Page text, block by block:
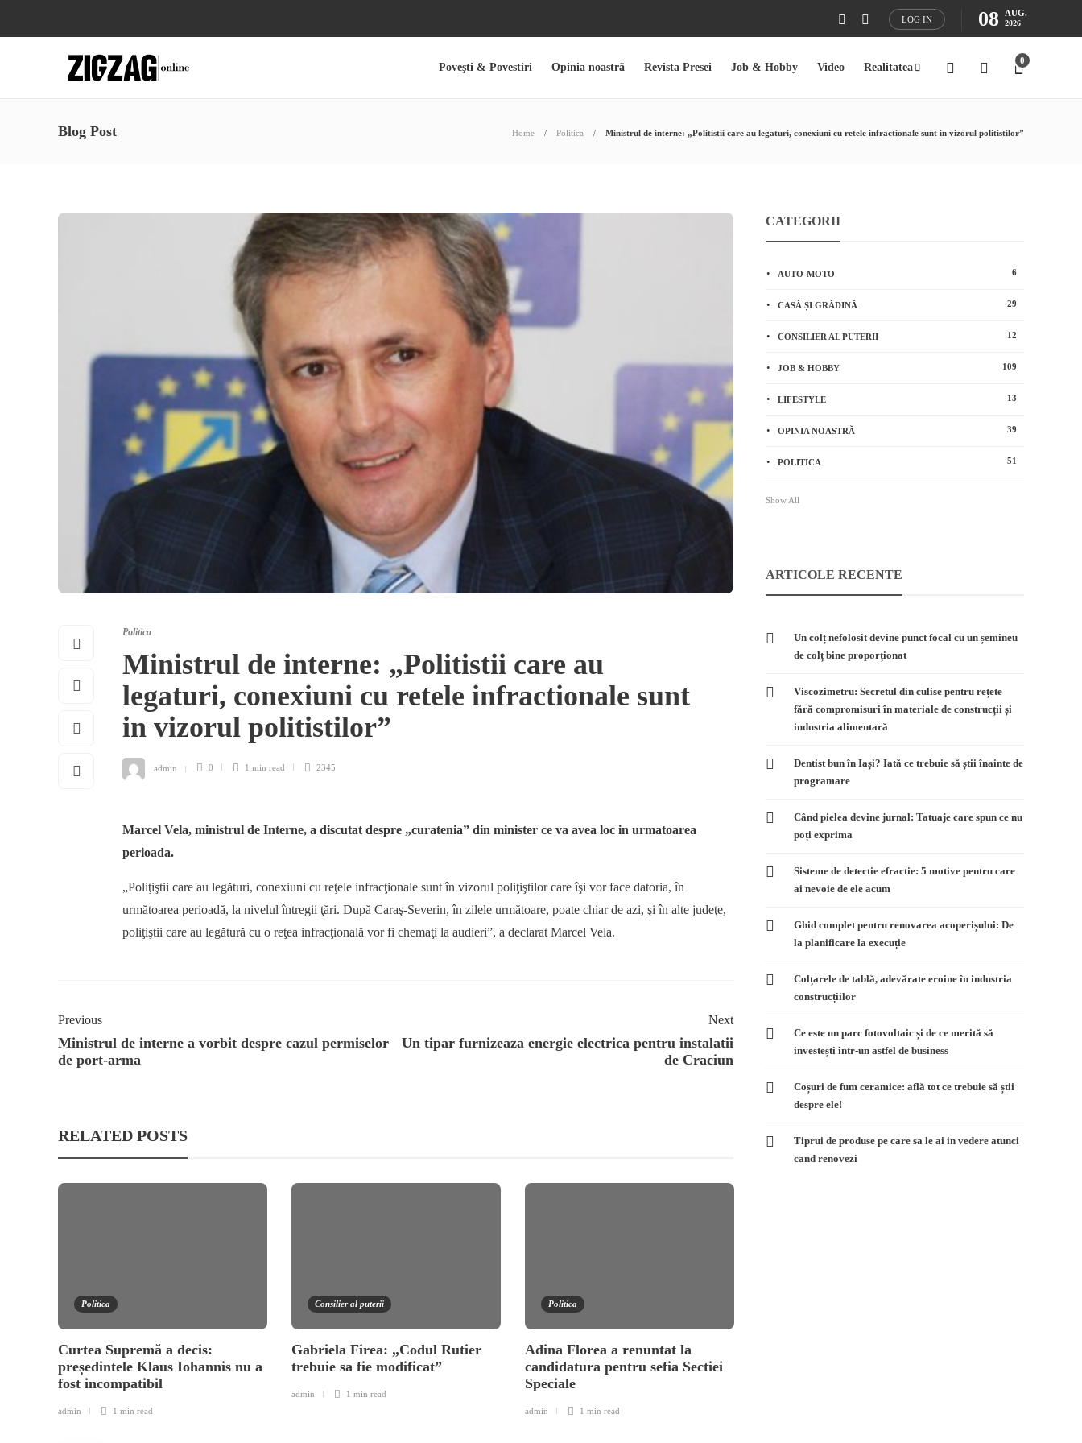
LOG IN 08 AUG.
2026
Poveşti & Povestiri Opinia noastră Revista Presei Job & Hobby Video Realitatea
0
Blog Post Home Politica Ministrul de interne: „Politistii care au legaturi, conexiuni cu retele infractionale sunt in vizorul politistilor”
Politica
Ministrul de interne: „Politistii care au
legaturi, conexiuni cu retele infractionale sunt
in vizorul politistilor”
admin 0 1 min read 2345
Marcel Vela, ministrul de Interne, a discutat despre „curatenia” din minister ce va avea loc in urmatoarea
perioada.
„Poliţiştii care au legături, conexiuni cu reţele infracţionale sunt în vizorul poliţiştilor care îşi vor face datoria, în
următoarea perioadă, la nivelul întregii ţări. După Caraş-Severin, în zilele următoare, poate chiar de azi, şi în alte judeţe,
poliţiştii care au legătură cu o reţea infracţională vor fi chemaţi la audieri”, a declarat Marcel Vela.
Previous
Ministrul de interne a vorbit despre cazul permiselor
de port-arma
Next
Un tipar furnizeaza energie electrica pentru instalatii
de Craciun
RELATED POSTS
Politica
Curtea Supremă a decis:
președintele Klaus Iohannis nu a
fost incompatibil
admin 1 min read
Consilier al puterii
Gabriela Firea: „Codul Rutier
trebuie sa fie modificat”
admin 1 min read
Politica
Adina Florea a renuntat la
candidatura pentru sefia Sectiei
Speciale
admin 1 min read
CATEGORII
AUTO-MOTO 6
CASĂ ȘI GRĂDINĂ 29
CONSILIER AL PUTERII 12
JOB & HOBBY 109
LIFESTYLE 13
OPINIA NOASTRĂ 39
POLITICA 51
Show All
ARTICOLE RECENTE
Un colț nefolosit devine punct focal cu un șemineu
de colț bine proporționat
Viscozimetru: Secretul din culise pentru rețete
fără compromisuri în materiale de construcții și
industria alimentară
Dentist bun în Iași? Iată ce trebuie să știi înainte de
programare
Când pielea devine jurnal: Tatuaje care spun ce nu
poți exprima
Sisteme de detectie efractie: 5 motive pentru care
ai nevoie de ele acum
Ghid complet pentru renovarea acoperișului: De
la planificare la execuție
Colțarele de tablă, adevărate eroine în industria
construcțiilor
Ce este un parc fotovoltaic și de ce merită să
investești într-un astfel de business
Coșuri de fum ceramice: află tot ce trebuie să știi
despre ele!
Tiprui de produse pe care sa le ai in vedere atunci
cand renovezi